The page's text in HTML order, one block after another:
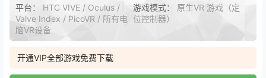
平台： HTC VIVE / Oculus /
Valve Index / PicoVR / 所有电
脑VR设备
游戏模式： 原生VR 游戏（定
位控制器）
开通VIP全部游戏免费下载